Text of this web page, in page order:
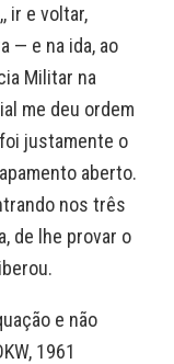
ir e voltar,
— e na ida, ao
Militar na
me deu ordem
justamente o
aberto.
nos três
de lhe provar o
e não
1961